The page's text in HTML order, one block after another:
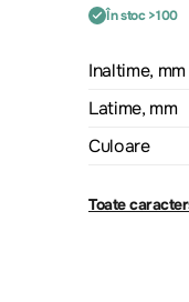
În stoc >100
Inaltime, mm
Latime, mm
Culoare
Toate